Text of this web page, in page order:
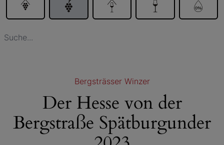
Bergsträsser Winzer
Der Hesse von der
Bergstraße Spätburgunder